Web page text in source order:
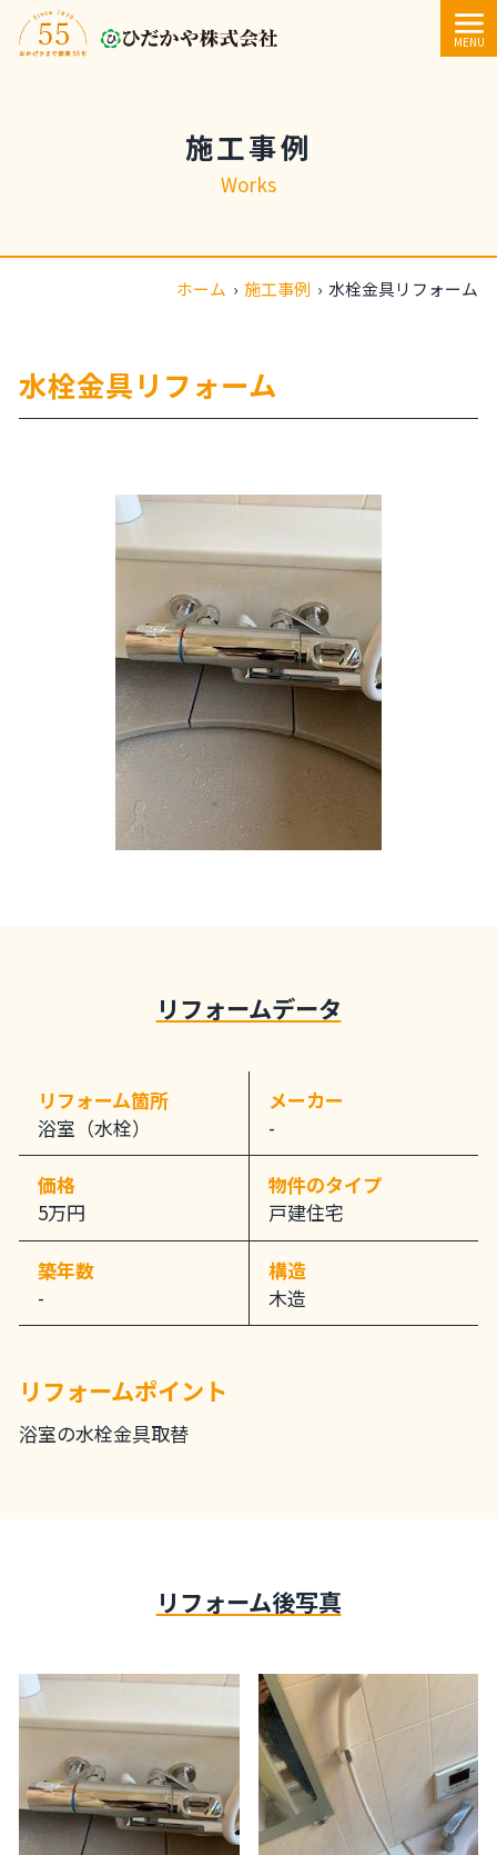
内容をスキップ
MENU
施工事例
Works
ホーム › 施工事例 › 水栓金具リフォーム
水栓金具リフォーム
リフォームデータ
リフォーム箇所
浴室（水栓）
メーカー
-
価格
5万円
物件のタイプ
戸建住宅
築年数
-
構造
木造
リフォームポイント
浴室の水栓金具取替
リフォーム後写真